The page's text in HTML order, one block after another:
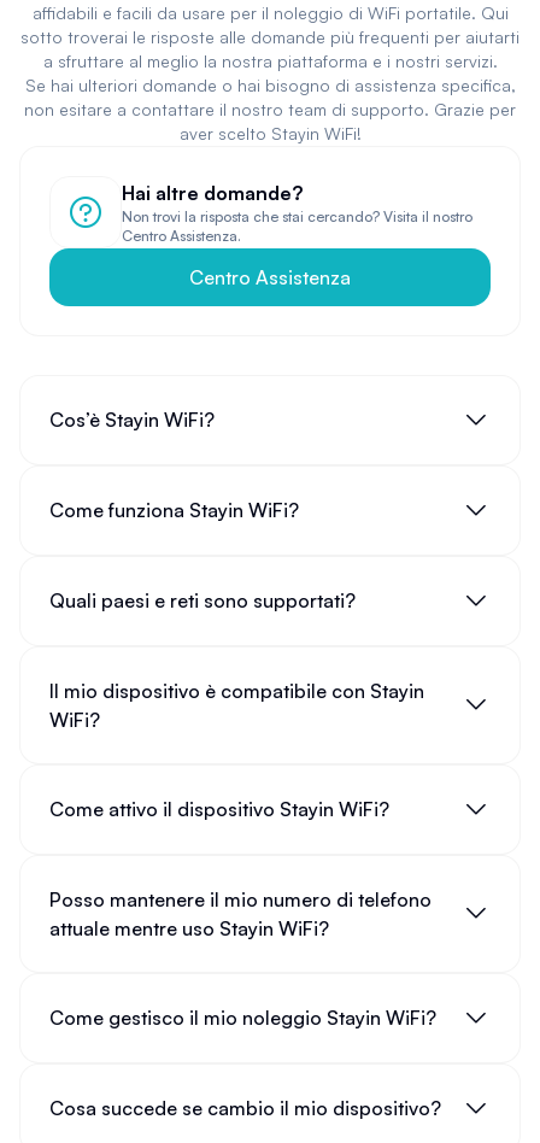
affidabili e facili da usare per il noleggio di WiFi portatile. Qui
sotto troverai le risposte alle domande più frequenti per aiutarti
a sfruttare al meglio la nostra piattaforma e i nostri servizi.
Se hai ulteriori domande o hai bisogno di assistenza specifica,
non esitare a contattare il nostro team di supporto. Grazie per
aver scelto Stayin WiFi!
Hai altre domande?
Non trovi la risposta che stai cercando? Visita il nostro
Centro Assistenza.
Centro Assistenza
Cos’è Stayin WiFi?
Come funziona Stayin WiFi?
Quali paesi e reti sono supportati?
Il mio dispositivo è compatibile con Stayin
WiFi?
Come attivo il dispositivo Stayin WiFi?
Posso mantenere il mio numero di telefono
attuale mentre uso Stayin WiFi?
Come gestisco il mio noleggio Stayin WiFi?
Cosa succede se cambio il mio dispositivo?